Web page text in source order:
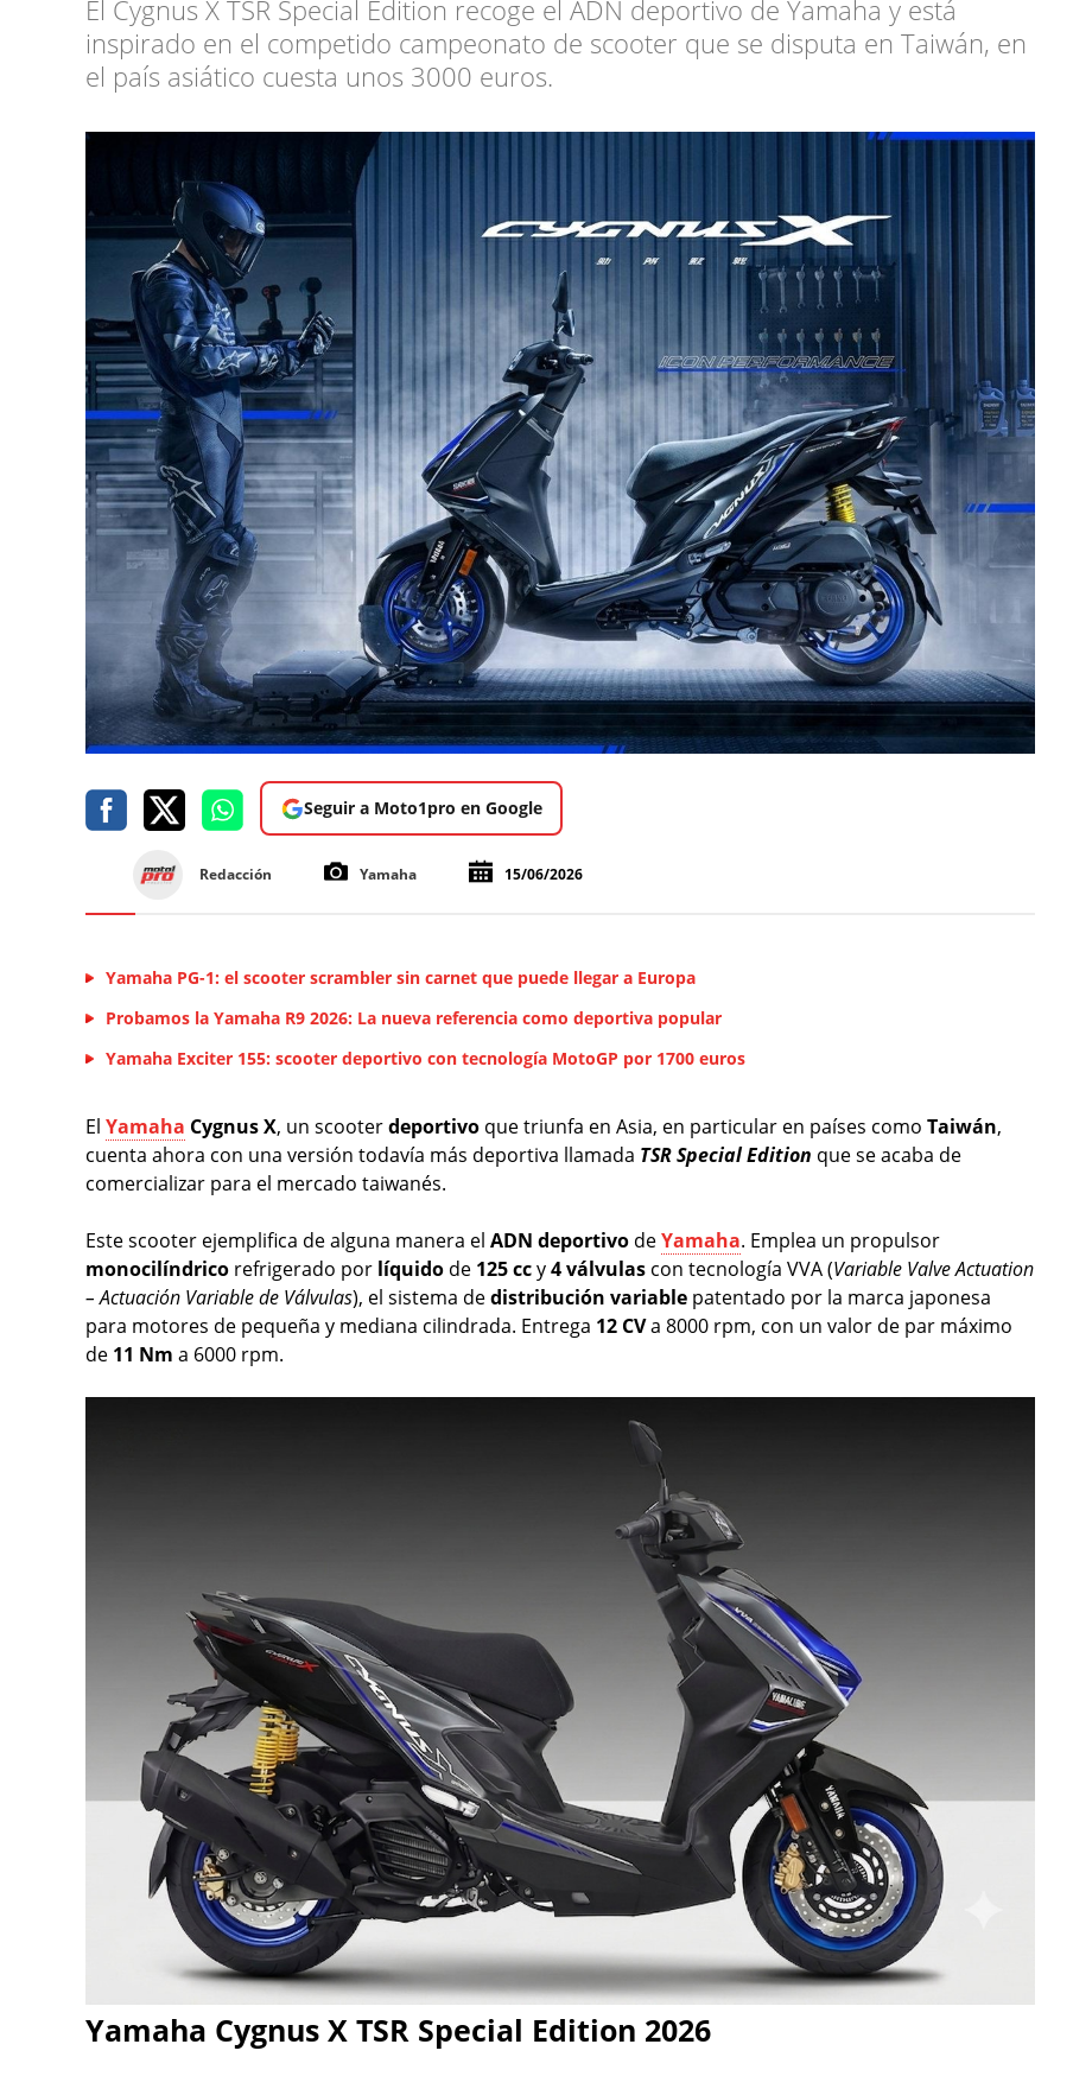
El Cygnus X TSR Special Edition recoge el ADN deportivo de Yamaha y está
inspirado en el competido campeonato de scooter que se disputa en Taiwán, en
el país asiático cuesta unos 3000 euros.
Seguir a Moto1pro en Google
Redacción Yamaha 15/06/2026
Yamaha PG-1: el scooter scrambler sin carnet que puede llegar a Europa
Probamos la Yamaha R9 2026: La nueva referencia como deportiva popular
Yamaha Exciter 155: scooter deportivo con tecnología MotoGP por 1700 euros
El Yamaha Cygnus X, un scooterdeportivo que triunfa en Asia, en particular en países como Taiwán,
cuenta ahora con una versión todavía más deportiva llamada TSRSpecial Edition que se acaba de
comercializar para el mercado taiwanés.
Este scooter ejemplifica de alguna manera el ADN deportivo deYamaha. Emplea un propulsor
monocilíndrico refrigerado por líquido de 125 ccy4 válvulas con tecnología VVA (Variable Valve Actuation
– Actuación Variable de Válvulas), el sistema dedistribución variable patentado por la marca japonesa
para motores de pequeña y mediana cilindrada. Entrega 12 CVa 8000 rpm, con un valor de par máximo
de 11 Nm a 6000 rpm.
Yamaha Cygnus X TSR Special Edition 2026